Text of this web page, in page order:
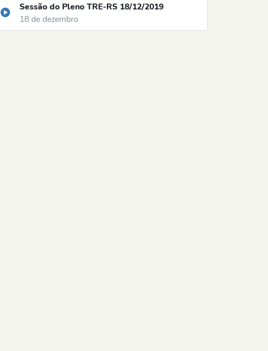
Sessão do Pleno TRE-RS 18/12/2019
18 de dezembro